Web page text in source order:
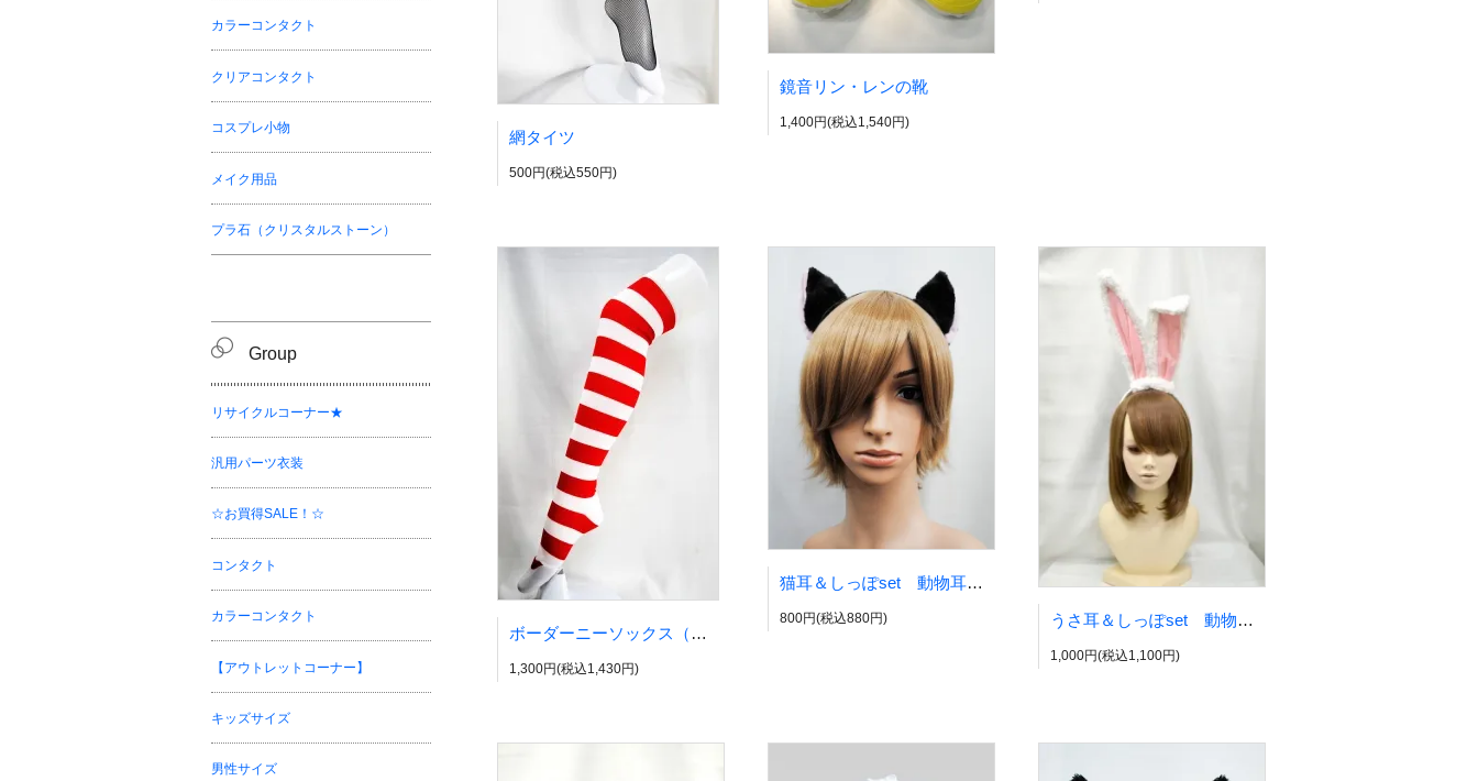
網タイツ
500円(税込550円)
鏡音リン・レンの靴
1,400円(税込1,540円)
ボーダーニーソックス（レッド×ホワイト）
1,300円(税込1,430円)
猫耳＆しっぽset 動物耳 ネコ耳 ネコミミ ねこみみ
800円(税込880円) うさ耳＆しっぽset 動物耳 ウサ耳
1,000円(税込1,100円)
カラーコンタクト
クリアコンタクト
コスプレ小物
メイク用品
プラ石（クリスタルストーン）
Group
リサイクルコーナー★
汎用パーツ衣装
☆お買得SALE！☆
コンタクト
カラーコンタクト
【アウトレットコーナー】
キッズサイズ
男性サイズ